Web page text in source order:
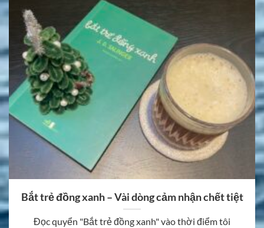
Bắt trẻ đồng xanh – Vài dòng cảm nhận chết tiệt
Đọc quyển "Bắt trẻ đồng xanh" vào thời điểm tôi